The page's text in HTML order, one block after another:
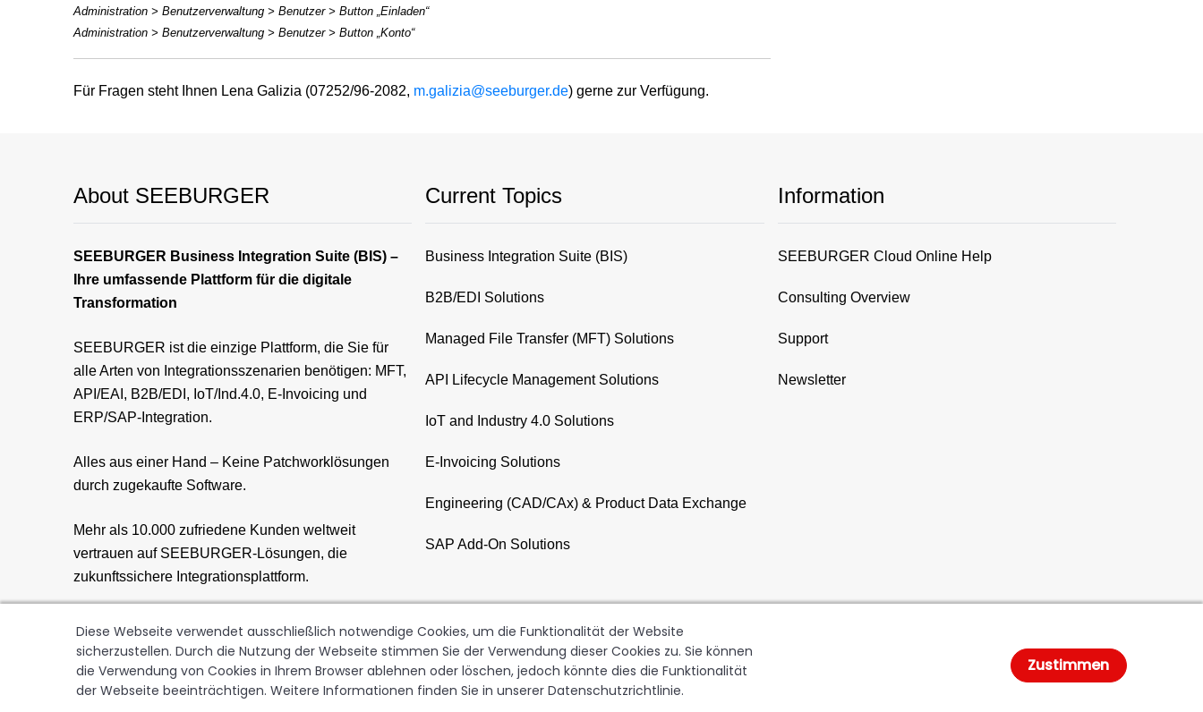
Administration > Benutzerverwaltung > Benutzer > Button „Einladen“
Administration > Benutzerverwaltung > Benutzer > Button „Konto“
Für Fragen steht Ihnen Lena Galizia (07252/96-2082, m.galizia@seeburger.de) gerne zur Verfügung.
About SEEBURGER
SEEBURGER Business Integration Suite (BIS) –
Ihre umfassende Plattform für die digitale
Transformation
SEEBURGER ist die einzige Plattform, die Sie für
alle Arten von Integrationsszenarien benötigen: MFT,
API/EAI, B2B/EDI, IoT/Ind.4.0, E-Invoicing und
ERP/SAP-Integration.
Alles aus einer Hand – Keine Patchworklösungen
durch zugekaufte Software.
Mehr als 10.000 zufriedene Kunden weltweit
vertrauen auf SEEBURGER-Lösungen, die
zukunftssichere Integrationsplattform.
Current Topics
Business Integration Suite (BIS)
B2B/EDI Solutions
Managed File Transfer (MFT) Solutions
API Lifecycle Management Solutions
IoT and Industry 4.0 Solutions
E-Invoicing Solutions
Engineering (CAD/CAx) & Product Data Exchange
SAP Add-On Solutions
Information
SEEBURGER Cloud Online Help
Consulting Overview
Support
Newsletter
Diese Webseite verwendet ausschließlich notwendige Cookies, um die Funktionalität der Website
sicherzustellen. Durch die Nutzung der Webseite stimmen Sie der Verwendung dieser Cookies zu. Sie können
die Verwendung von Cookies in Ihrem Browser ablehnen oder löschen, jedoch könnte dies die Funktionalität
der Webseite beeinträchtigen. Weitere Informationen finden Sie in unserer Datenschutzrichtlinie.
Zustimmen